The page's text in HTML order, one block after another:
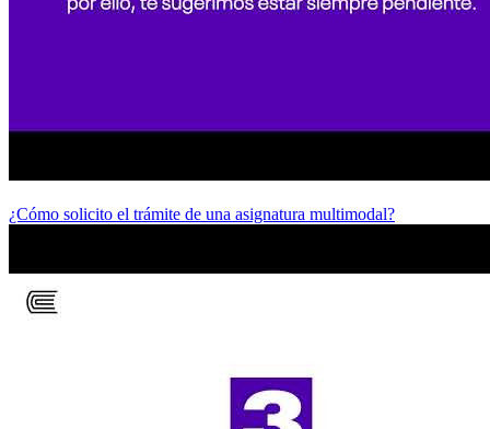
¿Cómo solicito el trámite de una asignatura multimodal?